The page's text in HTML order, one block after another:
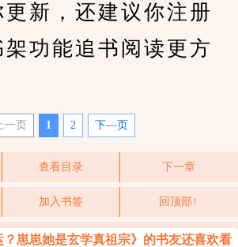
新，还建议你注册
功能追书阅读更方
一页 1 2 下—页
查看目录 下一章
加入书签 回顶部↑
崽崽她是玄学真祖宗》的书友还喜欢看